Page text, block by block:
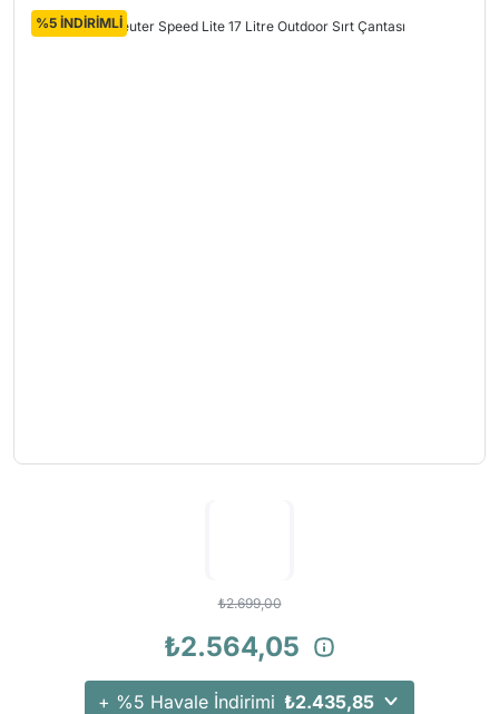
%5 İNDİRİMLİ
₺2.699,00
₺2.564,05
+ %5 Havale İndirimi ₺2.435,85